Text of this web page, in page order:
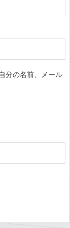
分の名前、メール